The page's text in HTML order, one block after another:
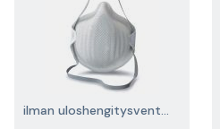
ilman uloshengitysventtiiliä, FFP2, 20 kpl